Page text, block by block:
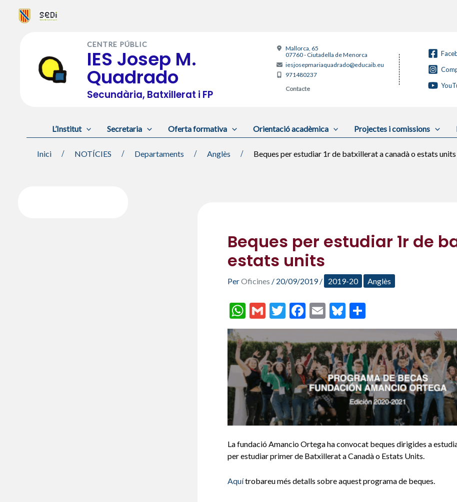
CENTRE PÚBLIC
IES Josep M.
Quadrado
Secundària, Batxillerat i FP
Mallorca, 65
07760 - Ciutadella de Menorca
iesjosepmariaquadrado@educaib.eu
971480237
Contacte
L’Institut Secretaria Oferta formativa Orientació acadèmica Projectes i comissions
Inici NOTÍCIES Departaments Anglès Beques per estudiar 1r de batxillerat a canadà o estats units
Beques per estudiar 1r de
estats units
PerOficines / 20/09/2019/ 2019-20 Anglès
W
h
at
s
A
p
p
G
m
ai
l
T
w
itt
er
F
ac
e
b
o
o
k
E
m
ai
l
Bl
u
es
ky
C
o
m
p
ar
te
ix
La fundació Amancio Ortega ha convocat beques dirigides a
per estudiar primer de Batxillerat a Canadà o Estats Units.
Aquítrobareu més detalls sobre aquest programa de beques.